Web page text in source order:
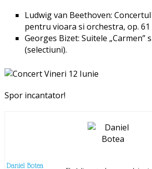
Ludwig van Beethoven:
pentru vioara si orchestra, op. 61
Georges Bizet: Suitele „Carmen”
(selectiuni).
Spor incantator!
Daniel Botea